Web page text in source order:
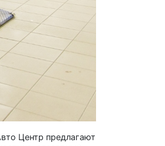
Центр предлагают